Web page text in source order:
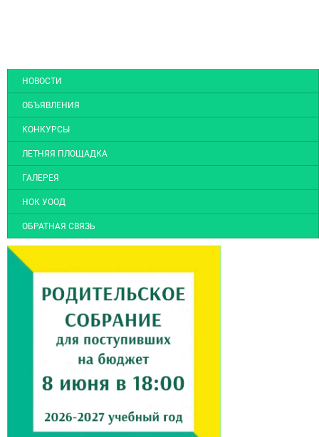
НОВОСТИ
ОБЪЯВЛЕНИЯ
КОНКУРСЫ
ЛЕТНЯЯ ПЛОЩАДКА
ГАЛЕРЕЯ
НОК УООД
ОБРАТНАЯ СВЯЗЬ